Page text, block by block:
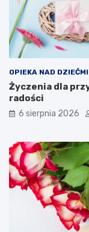
OPIEKA NAD DZIEĆMI
Życzenia dla
radości
6 sierpnia 2026